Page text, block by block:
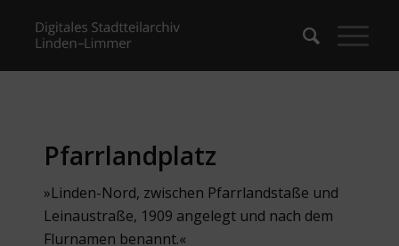
Pfarrlandplatz
»Linden-Nord, zwischen Pfarrlandstaße und
Leinaustraße, 1909 angelegt und nach dem
Flurnamen benannt.«